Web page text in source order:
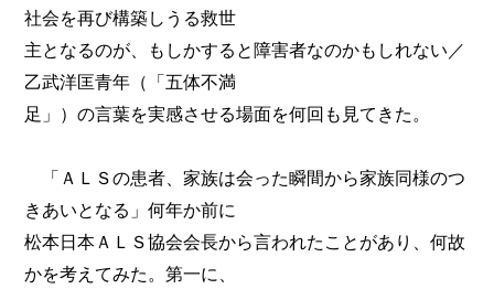
社会を再び構築しうる救世
主となるのが、もしかすると障害者なのかもしれない／
乙武洋匡青年（「五体不満
足」）の言葉を実感させる場面を何回も見てきた。
「ＡＬＳの患者、家族は会った瞬間から家族同様のつ
きあいとなる」何年か前に
松本日本ＡＬＳ協会会長から言われたことがあり、何故
かを考えてみた。第一に、